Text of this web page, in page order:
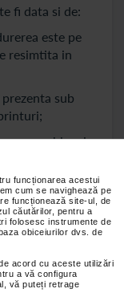
funcționarea acestui
cum se navighează pe
funcționează site-ul, de
căutărilor, pentru a
folosesc instrumente de
obiceiurilor dvs. de
acord cu aceste utilizări
a vă configura
vă puteți retrage
fi data si de:
este pe
resimtita in
sub
provoca blocaj,
se
la efort si
orice durere
genunchiul
intarzia